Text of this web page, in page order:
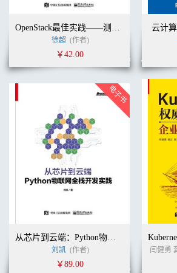
OpenStack最佳实践——测试与CI/CD
徐超 (作者)
￥42.00
云计
从芯片到云端：Python物联网全栈开发实践
刘凯 (作者)
￥89.00